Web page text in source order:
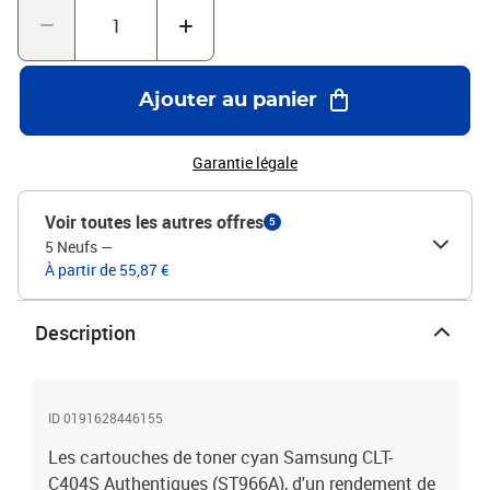
Ajouter au panier
Garantie légale
Voir toutes les autres offres 5
5 Neufs —
À partir de 55,87 €
Description
ID 0191628446155
Les cartouches de toner cyan Samsung CLT-
C404S Authentiques (ST966A), d'un rendement de